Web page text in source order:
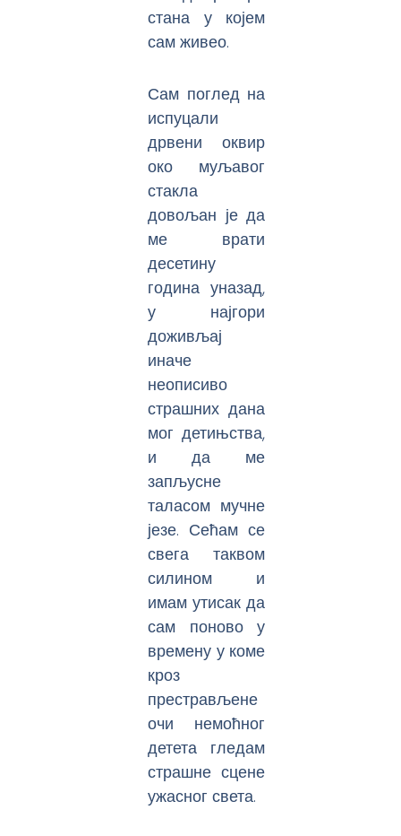
стана у којем
сам живео.
Сам поглед на
испуцали
дрвени оквир
око муљавог
стакла
довољан је да
ме врати
десетину
година уназад,
у најгори
доживљај
иначе
неописиво
страшних дана
мог детињства,
и да ме
запљусне
таласом мучне
језе. Сећам се
свега таквом
силином и
имам утисак да
сам поново у
времену у коме
кроз
престрављене
очи немоћног
детета гледам
страшне сцене
ужасног света.